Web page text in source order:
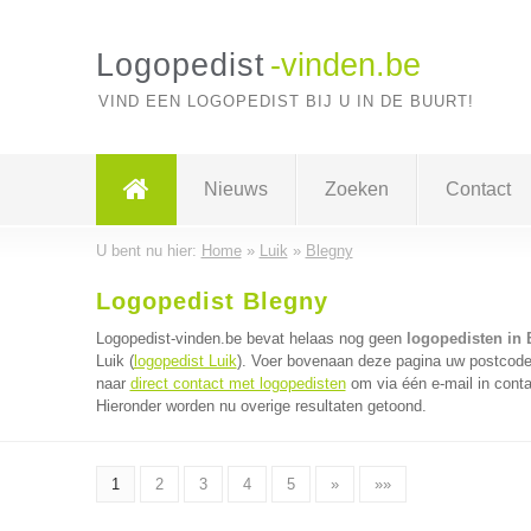
Logopedist -vinden.be
VIND EEN LOGOPEDIST BIJ U IN DE BUURT!
Nieuws Zoeken Contact
U bent nu hier: Home» Luik » Blegny
Logopedist Blegny
Logopedist-vinden.be bevat helaas nog geen logopedisten in
Luik (logopedist Luik). Voer bovenaan deze pagina uw
naar direct contact met logopedistenom via één e-mail in
Hieronder worden nu overige resultaten getoond.
1 2 3 4 5 » »»